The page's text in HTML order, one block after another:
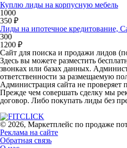
Куплю лиды на корпусную мебель
1000
350 ₽
Лиды на ипотечное кредитование,
300
1200 ₽
Сайт для поиска и продажи лидов
Здесь вы можете разместить
звонках или базах данных.
ответственности за размещаемую
Администрация сайта не проверяет
Прежде чем совершать сделку мы
договор. Либо покупать лиды без
© 2026, Маркетплейс по продаже
Реклама на сайте
Обратная связь